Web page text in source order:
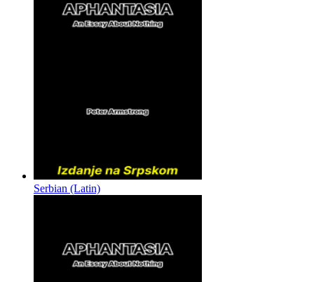
Serbian (Latin)